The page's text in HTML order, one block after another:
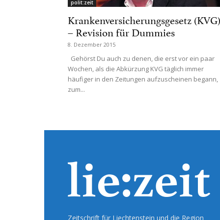
polit:zeit
Krankenversicherungsgesetz (KVG)
– Revision für Dummies
8. Dezember 2015
Gehörst Du auch zu denen, die erst vor ein paar
Wochen, als die Abkürzung KVG täglich immer
häufiger in den Zeitungen aufzuscheinen begann,
zum...
Zeitschrift für Liechtenstein und die Region